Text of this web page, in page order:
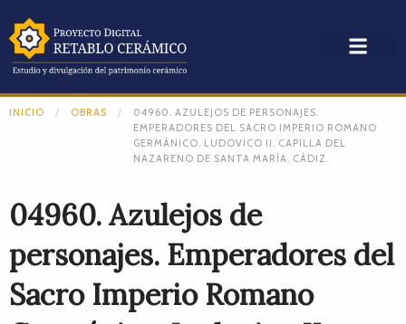
INICIO OBRAS
04960. AZULEJOS DE PERSONAJES.
EMPERADORES DEL SACRO IMPERIO ROMANO
GERMÁNICO. LUDOVICO II. CAPILLA DEL
NAZARENO DE SANTA MARÍA. CÁDIZ.
04960. Azulejos de
personajes. Emperadores del
Sacro Imperio Romano